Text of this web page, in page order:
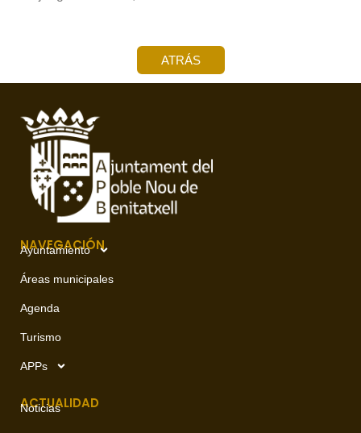
ATRÁS
NAVEGACIÓN
Ayuntamiento
Áreas municipales
Agenda
Turismo
APPs
ACTUALIDAD
Noticias